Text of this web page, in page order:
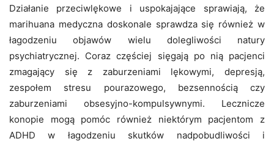
Działanie przeciwlękowe i uspokajające sprawiają, że
marihuana medyczna doskonale sprawdza się również w
łagodzeniu objawów wielu dolegliwości natury
psychiatrycznej. Coraz częściej sięgają po nią pacjenci
zmagający się z zaburzeniami lękowymi, depresją,
zespołem stresu pourazowego, bezsennością czy
zaburzeniami obsesyjno-kompulsywnymi. Lecznicze
konopie mogą pomóc również niektórym pacjentom z
ADHD w łagodzeniu skutków nadpobudliwości i